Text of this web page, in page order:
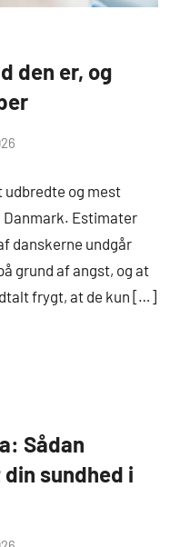
den er, og
og mest
Estimater
danskerne undgår
grund af angst, og at
frygt, at de kun […]
Sådan
sundhed i